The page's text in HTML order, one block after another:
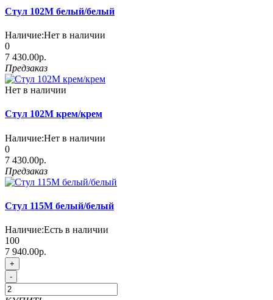
Стул 102М белый/белый
Наличие:Нет в наличии
0
7 430.00р.
Предзаказ
Нет в наличии
Стул 102М крем/крем
Наличие:Нет в наличии
0
7 430.00р.
Предзаказ
Стул 115M белый/белый
Наличие:Есть в наличии
100
7 940.00р.
+
-